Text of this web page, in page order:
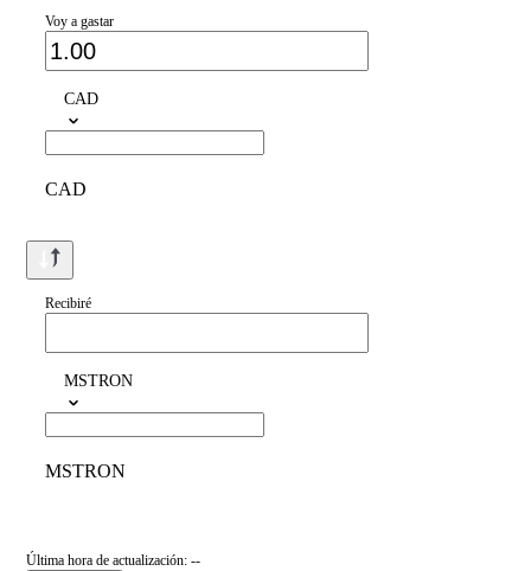
Voy a gastar
CAD
CAD
Recibiré
MSTRON
MSTRON
Última hora de actualización: --